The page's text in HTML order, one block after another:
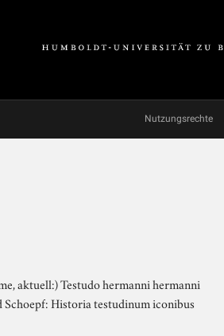
Nutzungsrechte
aktuell:) Testudo hermanni hermanni
Schoepf: Historia testudinum iconibus